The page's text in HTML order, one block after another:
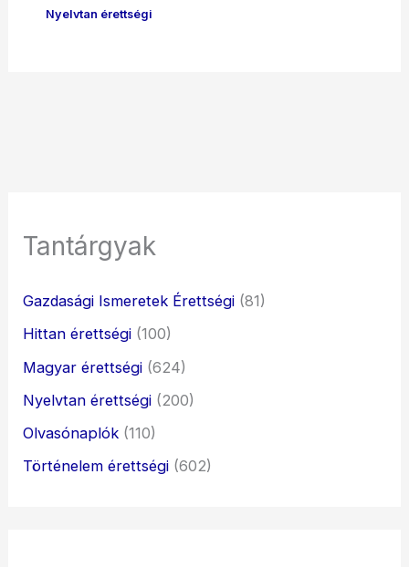
Nyelvtan érettségi
Tantárgyak
Gazdasági Ismeretek Érettségi (81)
Hittan érettségi (100)
Magyar érettségi (624)
Nyelvtan érettségi (200)
Olvasónaplók (110)
Történelem érettségi (602)